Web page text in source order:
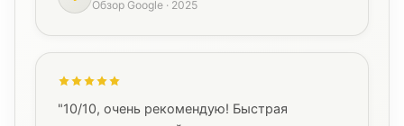
Обзор Google · 2025
"10/10, очень рекомендую! Быстрая